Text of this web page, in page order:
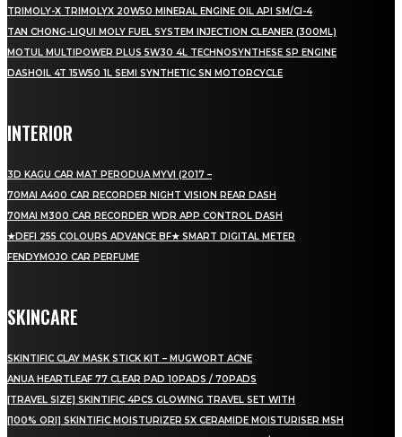
TRIMOLY-X TRIMOLYX 20W50 MINERAL ENGINE OIL API SM/CI-4
TAN CHONG-LIQUI MOLY FUEL SYSTEM INJECTION CLEANER (300ML)
MOTUL MULTIPOWER PLUS 5W30 4L TECHNOSYNTHESE SP ENGINE
DASHOIL 4T 15W50 1L SEMI SYNTHETIC SN MOTORCYCLE
INTERIOR
3D KAGU CAR MAT PERODUA MYVI (2017 –
70MAI A400 CAR RECORDER NIGHT VISION REAR DASH
70MAI M300 CAR RECORDER WDR APP CONTROL DASH
★DEFI 255 COLOURS ADVANCE BF★ SMART DIGITAL METER
FENDYMOJO CAR PERFUME
SKINCARE
SKINTIFIC CLAY MASK STICK KIT – MUGWORT ACNE
ANUA HEARTLEAF 77 CLEAR PAD 10PADS / 70PADS
[TRAVEL SIZE] SKINTIFIC 4PCS GLOWING TRAVEL SET WITH
[100% ORI] SKINTIFIC MOISTURIZER 5X CERAMIDE MOISTURISER MSH